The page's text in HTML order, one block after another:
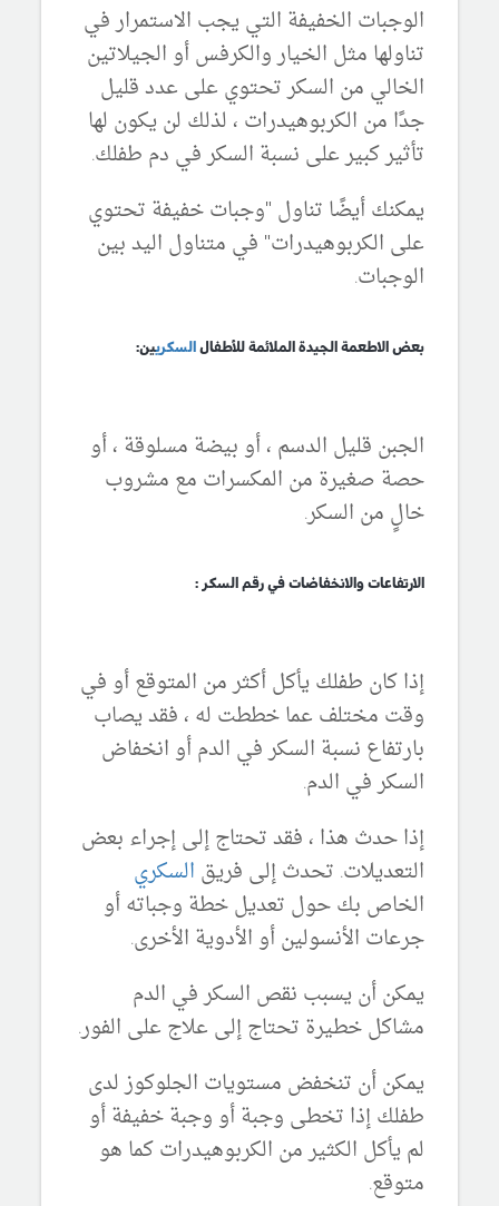
الوجبات الخفيفة التي يجب الاستمرار في
تناولها مثل الخيار والكرفس أو الجيلاتين
الخالي من السكر تحتوي على عدد قليل
جدًا من الكربوهيدرات ، لذلك لن يكون لها
تأثير كبير على نسبة السكر في دم طفلك.
يمكنك أيضًا تناول "وجبات خفيفة تحتوي
على الكربوهيدرات" في متناول اليد بين
الوجبات.
بعض الاطعمة الجيدة الملائمة للأطفال السكريين:
الجبن قليل الدسم ، أو بيضة مسلوقة ، أو
حصة صغيرة من المكسرات مع مشروب
خالٍ من السكر.
الارتفاعات والانخفاضات في رقم السكر :
إذا كان طفلك يأكل أكثر من المتوقع أو في
وقت مختلف عما خططت له ، فقد يصاب
بارتفاع نسبة السكر في الدم أو انخفاض
السكر في الدم.
إذا حدث هذا ، فقد تحتاج إلى إجراء بعض
التعديلات. تحدث إلى فريق السكري
الخاص بك حول تعديل خطة وجباته أو
جرعات الأنسولين أو الأدوية الأخرى.
يمكن أن يسبب نقص السكر في الدم
مشاكل خطيرة تحتاج إلى علاج على الفور.
يمكن أن تنخفض مستويات الجلوكوز لدى
طفلك إذا تخطى وجبة أو وجبة خفيفة أو
لم يأكل الكثير من الكربوهيدرات كما هو
متوقع.